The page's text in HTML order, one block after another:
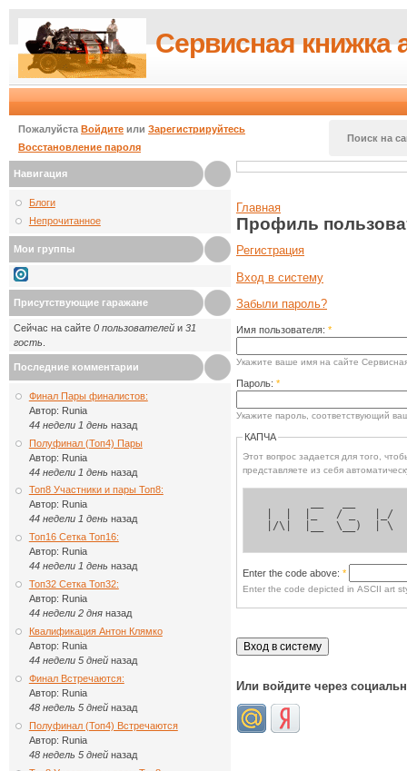
Сервисная книжка
Пожалуйста Войдите или Зарегистрируйтесь
Восстановление пароля
Поиск на
Навигация
Блоги
Непрочитанное
Мои группы
Присутствующие гаражане
Сейчас на сайте 0 пользователей и 31
гость
Последние комментарии
Финал Пары финалистов:
Автор: Runia
44 недели 1 день назад
Полуфинал (Топ4) Пары
Автор: Runia
44 недели 1 день назад
Топ8 Участники и пары Топ8:
Автор: Runia
44 недели 1 день назад
Топ16 Сетка Топ16:
Автор: Runia
44 недели 1 день назад
Топ32 Сетка Топ32:
Автор: Runia
44 недели 2 дняназад
Квалификация Антон Клямко
Автор: Runia
44 недели 5 днейназад
Финал Встречаются:
Автор: Runia
48 недель 5 днейназад
Полуфинал (Топ4) Встречаются
Автор: Runia
48 недель 5 днейназад
Главная
Профиль
Регистрация
Вход в систему
Забыли пароль?
Имя пользователя: *
Укажите ваше имя на сайте
Пароль: *
Укажите пароль, соответствующий
КАПЧА
Этот вопрос задается для того, чтобы
представляете из себя
|  |  |_   / _   |_/
|/\|  |__  \__)  | \
Enter the code above: *
Enter the code depicted in ASCII art
Или войдите через